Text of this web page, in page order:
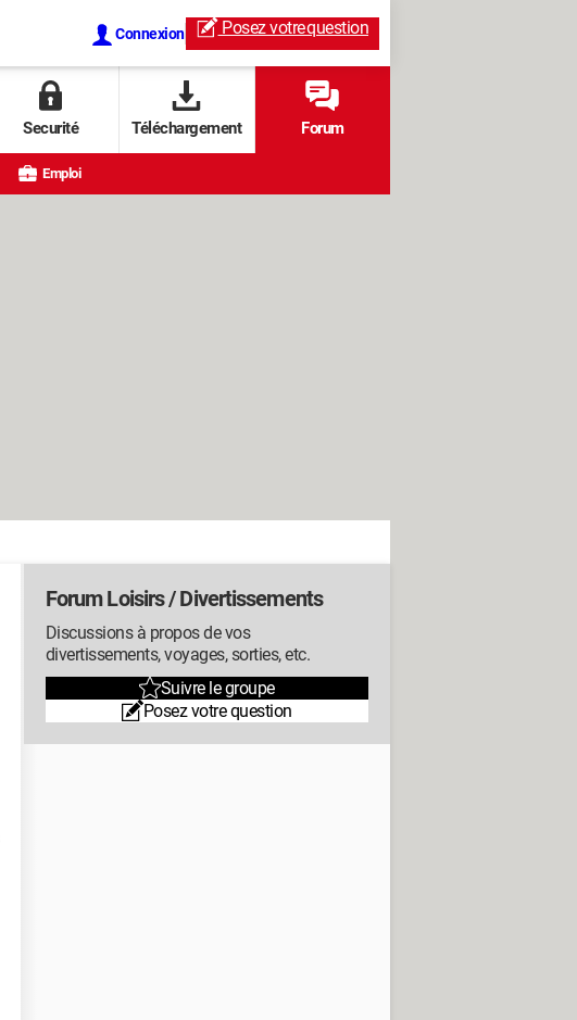
Connexion Posez votrequestion
Securité Téléchargement Forum
Emploi
Forum Loisirs / Divertissements
Discussions à propos de vos
divertissements, voyages, sorties, etc.
Suivre le groupe
Posez votre question